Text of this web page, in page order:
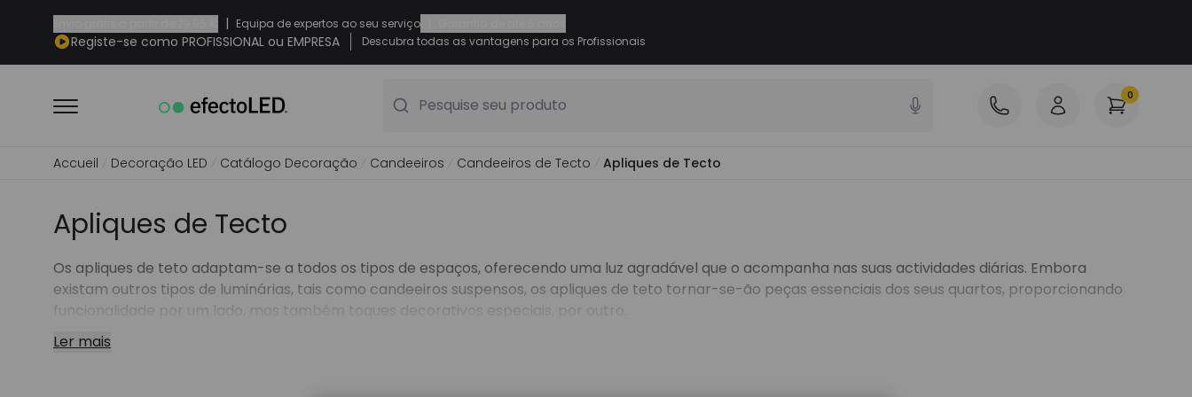
| Equipa de expertos ao seu serviço
Registe-se como PROFISSIONAL ou EMPRESA Descubra todas as vantagens para os Profissionais
Pesquise seu produto 0
Accueil Decoração LED Catálogo Decoração Candeeiros Candeeiros de Tecto Apliques de Tecto
Apliques de Tecto
Os apliques de teto adaptam-se a todos os tipos de espaços, oferecendo uma luz agradável que o acompanha nas suas actividades diárias. Embora
existam outros tipos de luminárias, tais como candeeiros suspensos, os apliques de teto tornar-se-ão peças essenciais dos seus quartos, proporcionando
funcionalidade por um lado, mas também toques decorativos especiais, por outro.
Devido à sua grande importância, temos uma vasta gama de luzes de parede que podem ser integradas em qualquer tipo de decoração, desde a mais
minimalista até à mais requintada ou exuberante. Oferecemos apliques de teto de alta qualidade que exploram todas as vantagens e possibilidades de
Ler mais